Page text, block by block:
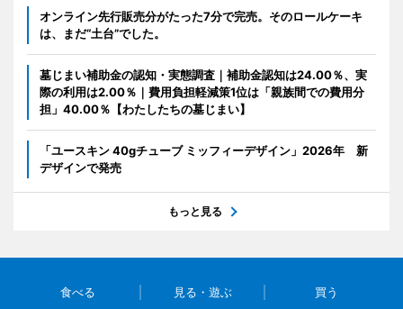
オンライン先行販売分がたった7分で完売。そのロールケーキ
は、まだ“土台”でした。
墓じまい補助金の認知・実態調査｜補助金認知は24.00％、実
際の利用は2.00％｜費用負担軽減策1位は「親族間での費用分
担」40.00％【わたしたちの墓じまい】
「ユースキン 40gチューブ ミッフィーデザイン」2026年 新
デザインで発売
もっと見る
食べる 見る・遊ぶ 買う